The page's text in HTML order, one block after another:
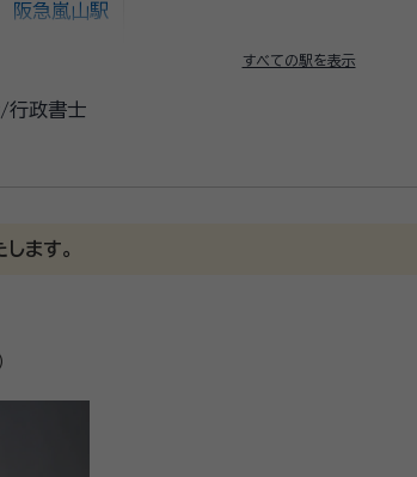
すべての駅を表示
阪急嵐山駅
行政書士
ます。
）